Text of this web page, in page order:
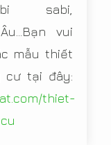
sabi,
vui
mẫu thiết
cư tại đây:
thiet-